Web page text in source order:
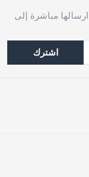
مباشرة إلى
اشترك